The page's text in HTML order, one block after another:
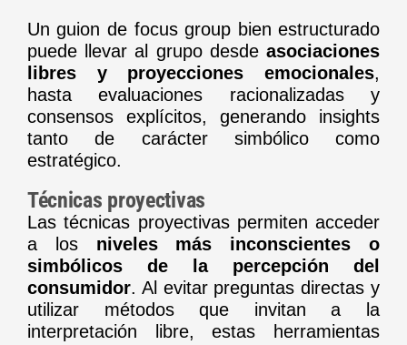
Un guion de focus group bien estructurado
puede llevar al grupo desdeasociaciones
libres y proyecciones emocionales,
hasta evaluaciones racionalizadas y
consensos explícitos, generando insights
tanto de carácter simbólico como
estratégico.
Técnicas proyectivas
Las técnicas proyectivas permiten acceder
a los niveles más inconscientes o
simbólicos de la percepción del
consumidor. Al evitar preguntas directas y
utilizar métodos que invitan a la
interpretación libre, estas herramientas